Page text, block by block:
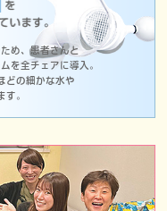
め、患者さんと
を全チェアに導入。
どの細かな水や
す。